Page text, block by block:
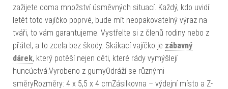
zažijete doma množství úsměvných situací. Každý, kdo uvidí
letět toto vajíčko poprvé, bude mít neopakovatelný výraz na
tváři, to vám garantujeme. Vystřelte si z členů rodiny nebo z
přátel, a to zcela bez škody. Skákací vajíčko je zábavný
dárek, který potěší nejen děti, které rády vymýšlejí
huncúctvá.Vyrobeno z gumyOdráží se různými
směryRozměry: 4 x 5,5 x 4 cmZásilkovna – výdejní místo a Z-